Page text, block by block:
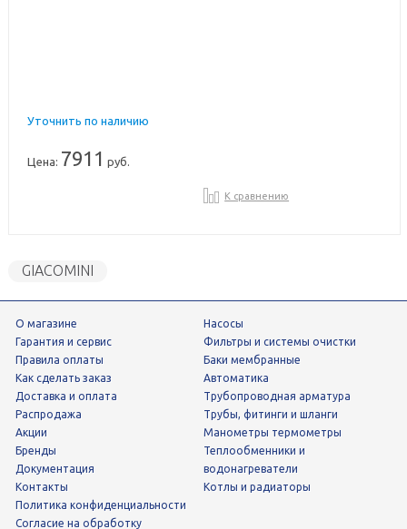
Уточнить по наличию
Цена: 7911 руб.
К сравнению
GIACOMINI
О магазине
Гарантия и сервис
Правила оплаты
Как сделать заказ
Доставка и оплата
Распродажа
Акции
Бренды
Документация
Контакты
Насосы
фильтры и системы очистки
Баки мембранные
Автоматика
трубопроводная арматура
трубы, фитинги и шланги
манометры термометры
теплообменники и
водонагреватели
Котлы и радиаторы
Политика конфиденциальности
Согласие на обработку